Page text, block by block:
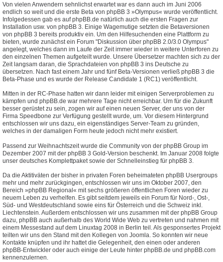
Von vielen Anwendern sehnlichst erwartet war es dann auch im Juni 2006
endlich so weit und die erste Beta von phpBB 3 »Olympus« wurde veröffentlicht.
Infolgedessen gab es auf phpBB.de natürlich auch die ersten Fragen zur
Installation usw. von phpBB 3. Einige Wagemutige setzten die Betaversionen
von phpBB 3 bereits produktiv ein. Um den Hilfesuchenden eine Plattform zu
bieten, wurde zunächst ein Forum "Diskussion über phpBB 2.0/3.0 Olympus"
angelegt, welches dann im Laufe der Zeit immer wieder in weitere Unterforen zu
den einzelnen Themen aufgeteilt wurde. Unsere Übersetzer machten sich zu der
Zeit langsam daran, die Sprachdateien von phpBB 3 ins Deutsche zu
übersetzen. Nach fast einem Jahr und fünf Beta-Versionen verließ phpBB 3 die
Beta-Phase und es wurde der Release Candidate 1 (RC1) veröffentlicht.
Mitten in der RC-Phase hatten wir dann leider mit einigen Serverproblemen zu
kämpfen und phpBB.de war mehrere Tage nicht erreichbar. Um für die Zukunft
besser gerüstet zu sein, zogen wir auf einen neuen Server, der uns von der
Firma Speedbone zur Verfügung gestellt wurde, um. Vor diesem Hintergrund
entschlossen wir uns dazu, ein eigenständiges Server-Team zu gründen,
welches in der damaligen Form heute jedoch nicht mehr existiert.
Passend zur Weihnachtszeit wurde die Community von der phpBB Group im
Dezember 2007 mit der phpBB 3 Gold-Version beschenkt. Im Januar 2008 folgte
unser deutsches Komplettpaket sowie der Schnelleinstieg für phpBB 3.
Da die Aktitiväten der bisher in privaten Foren beheimateten phpBB Usergroups
mehr und mehr zurückgingen, entschlossen wir uns im Oktober 2007, den
Bereich »phpBB Regional« mit sechs größeren öffentlichen Foren wieder zu
neuem Leben zu verhelfen. Es gibt seitdem jeweils ein Forum für Nord-, Ost-,
Süd- und Westdeutschland sowie eins für Österreich und die Schweiz inkl.
Liechtenstein. Außerdem entschlossen wir uns zusammen mit der phpBB Group
dazu, phpBB auch außerhalb des World Wide Web zu vertreten und nahmen mit
einem Messestand auf dem Linuxtag 2008 in Berlin teil. Als gesponsertes Projekt
teilten wir uns den Stand mit den Kollegen von Joomla. So konnten wir neue
Kontakte knüpfen und ihr hattet die Gelegenheit, den einen oder anderen
phpBB-Entwickler oder auch einige der Leute hinter phpBB.de und phpBB.com
kennenzulernen.